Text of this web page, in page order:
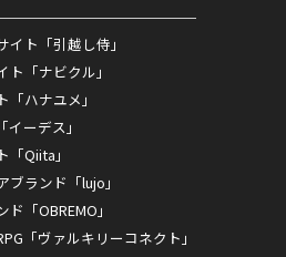
ト「引越し侍」
「ナビクル」
ハナユメ」
ーデス」
Qiita」
ランド「lujo」
「OBREMO」
「ヴァルキリーコネクト」